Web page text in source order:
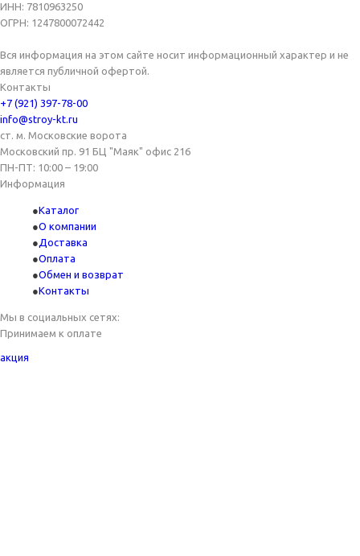
ИНН: 7810963250
ОГРН: 1247800072442
Вся информация на этом сайте носит информационный характер и не
является публичной офертой.
Контакты
+7 (921) 397-78-00
info@stroy-kt.ru
ст. м. Московские ворота
Московский пр. 91 БЦ "Маяк" офис 216
ПН-ПТ: 10:00 – 19:00
Информация
Каталог
О компании
Доставка
Оплата
Обмен и возврат
Контакты
Мы в социальных сетях:
Принимаем к оплате
акция